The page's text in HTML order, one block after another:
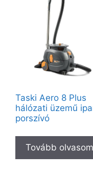
Taski Aero 8 Plus
hálózati üzemű
porszívó
Tovább olvasom